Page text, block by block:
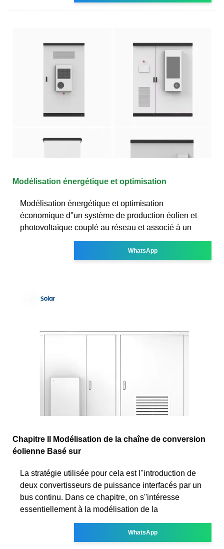
Modélisation énergétique et optimisation
Modélisation énergétique et optimisation
économique d''un système de production éolien et
photovoltaïque couplé au réseau et associé à un
WhatsApp
Chapitre II Modélisation de la chaîne de conversion
éolienne Basé sur
La stratégie utilisée pour cela est l''introduction de
deux convertisseurs de puissance interfacés par un
bus continu. Dans ce chapitre, on s''intéresse
essentiellement à la modélisation de la
WhatsApp